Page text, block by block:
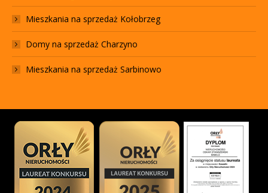
Mieszkania na sprzedaż Kołobrzeg
Domy na sprzedaż Charzyno
Mieszkania na sprzedaż Sarbinowo